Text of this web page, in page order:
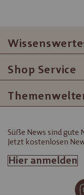
Shop Service
Süße News sind gute
Jetzt kostenlosen
Hier anmelden